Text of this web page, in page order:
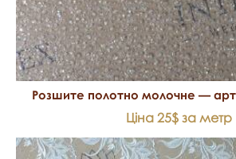
Розшите полотно молочне — арт.
Ціна 25$ за метр